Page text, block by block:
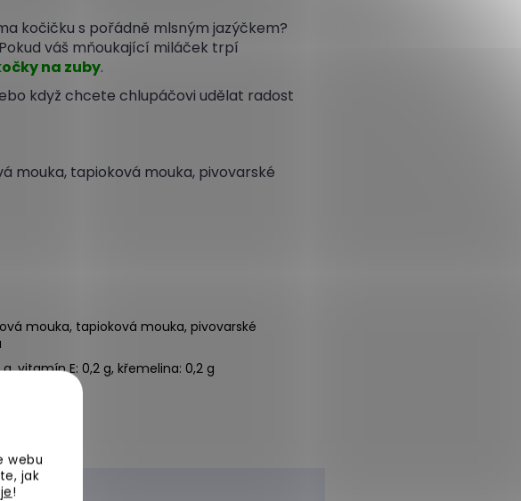
webu
jak
!
kočičku s pořádně mlsným jazýčkem?
váš mňoukající miláček trpí
na zuby.
když chcete chlupáčovi udělat radost
mouka, tapioková mouka, pivovarské
mouka, tapioková mouka, pivovarské
vitamín E: 0,2 g, křemelina: 0,2 g
%